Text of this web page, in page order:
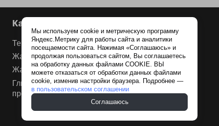
Каталог продукции
Терракотовая плитка
Жаростойкие смеси
Жаростойкая мастика
Глина для нефтегазовой и химической
промышленности
Мы используем cookie и метрическую программу
Яндекс.Метрику для работы сайта и аналитики
посещаемости сайта. Нажимая «Соглашаюсь» и
продолжая пользоваться сайтом, Вы соглашаетесь
на обработку данных файлами COOKIE. ВЫ
можете отказаться от обработки данных файлами
cookie, изменив настройки браузера. Подробнее —
в пользовательском соглашении
Соглашаюсь